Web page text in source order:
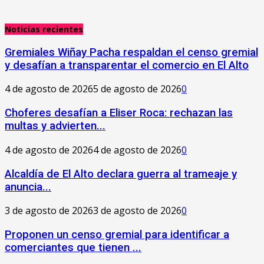
Noticias recientes
Gremiales Wiñay Pacha respaldan el censo gremial
y desafían a transparentar el comercio en El Alto
4 de agosto de 20265 de agosto de 20260
Choferes desafían a Eliser Roca: rechazan las
multas y advierten...
4 de agosto de 20264 de agosto de 20260
‎Alcaldía de El Alto declara guerra al trameaje y
anuncia...
3 de agosto de 20263 de agosto de 20260
Proponen un censo gremial para identificar a
comerciantes que tienen ...